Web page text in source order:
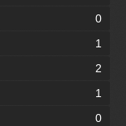
0
1
2
1
0